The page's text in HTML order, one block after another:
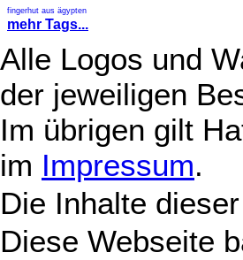
fingerhut aus ägypten
mehr Tags...
Alle Logos und
der jeweiligen
Im übrigen gilt
im Impressum.
Die Inhalte
Diese Webseite